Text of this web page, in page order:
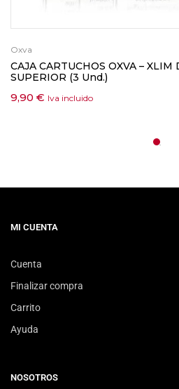
Oxva
CAJA CARTUCHOS OXVA – XLIM
SUPERIOR (3 Und.)
9,90 € Iva incluido
MI CUENTA
Cuenta
Finalizar compra
Carrito
Ayuda
NOSOTROS